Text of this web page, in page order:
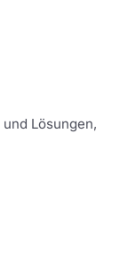
Lösungen,